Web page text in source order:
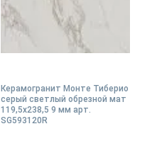
Керамогранит Монте Тиберио
серый светлый обрезной мат
119,5x238,5 9 мм арт.
SG593120R